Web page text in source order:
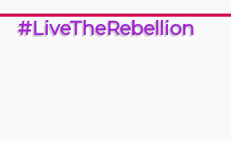
#LiveTheRebellion